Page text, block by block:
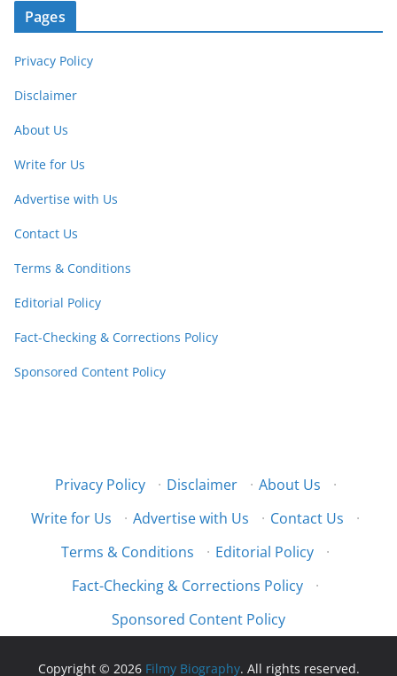
Pages
Privacy Policy
Disclaimer
About Us
Write for Us
Advertise with Us
Contact Us
Terms & Conditions
Editorial Policy
Fact-Checking & Corrections Policy
Sponsored Content Policy
Privacy Policy · Disclaimer · About Us
·
Write for Us
· Advertise with Us · Contact Us
·
Terms & Conditions
· Editorial Policy
·
Fact-Checking & Corrections Policy
·
Sponsored Content Policy
Copyright © 2026 Filmy Biography. All rights reserved.